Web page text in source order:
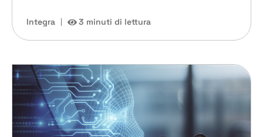
Integra 3 minuti di lettura